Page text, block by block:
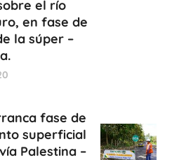
el río
en fase de
la súper –
fase de
superficial
Palestina –